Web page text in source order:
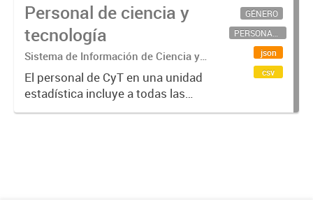
Personal de ciencia y
tecnología
Sistema de Información de Ciencia y
Tecnología Argentino (SICYTAR)
El personal de CyT en una unidad
estadística incluye a todas las
personas involucradas
GÉNERO
PERSONAL CIENTÍFICO-TECNOLÓGICO
json
csv